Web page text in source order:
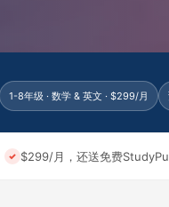
1-8年级 · 数学 & 英文 · $299/月
$299/月，还送免费